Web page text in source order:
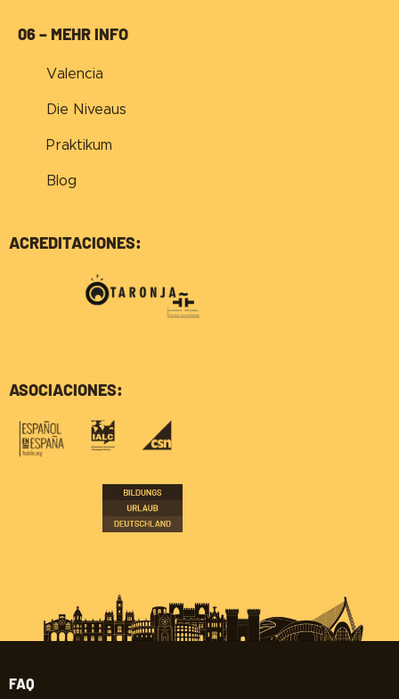
ACREDITACIONES:
ASOCIACIONES:
06 – MEHR INFO
Valencia
Die Niveaus
Praktikum
Blog
FAQ